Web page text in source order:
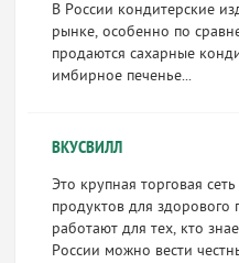
В России кондитерские
рынке, особенно по
продаются сахарные
имбирное печенье...
ВКУСВИЛЛ
Это крупная торговая
продуктов для здорового
работают для тех, кто
России можно вести